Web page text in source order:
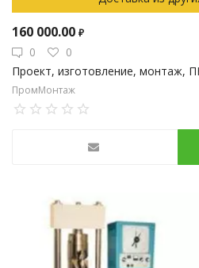
160 000.00 ₽
0
0
Проект, изготовление, монтаж,
ПромМонтаж